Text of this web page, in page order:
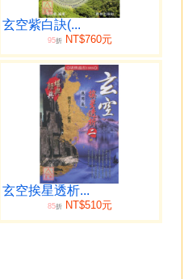
二時辰的認識
玄空紫白訣(...
95折NT$760元
玄空挨星透析...
85折NT$510元